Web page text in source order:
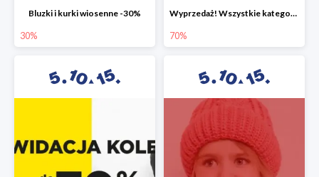
Bluzki i kurki wiosenne -30%
30%
Wyprzedaż! Wszystkie kategorie do -70%
70%